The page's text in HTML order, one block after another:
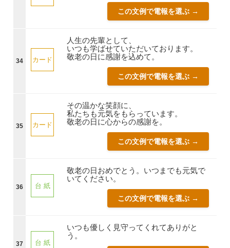
この文例で電報を選ぶ →
34 カード
人生の先輩として、
いつも学ばせていただいております。
敬老の日に感謝を込めて。
この文例で電報を選ぶ →
35 カード
その温かな笑顔に、
私たちも元気をもらっています。
敬老の日に心からの感謝を。
この文例で電報を選ぶ →
36 台 紙
敬老の日おめでとう。いつまでも元気で
いてください。
この文例で電報を選ぶ →
37 台 紙
いつも優しく見守ってくれてありがと
う。